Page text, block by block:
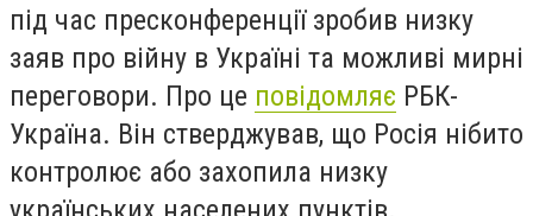
під час пресконференції зробив низку
заяв про війну в Україні та можливі мирні
переговори. Про це повідомляє РБК-
Україна. Він стверджував, що Росія нібито
контролює або захопила низку